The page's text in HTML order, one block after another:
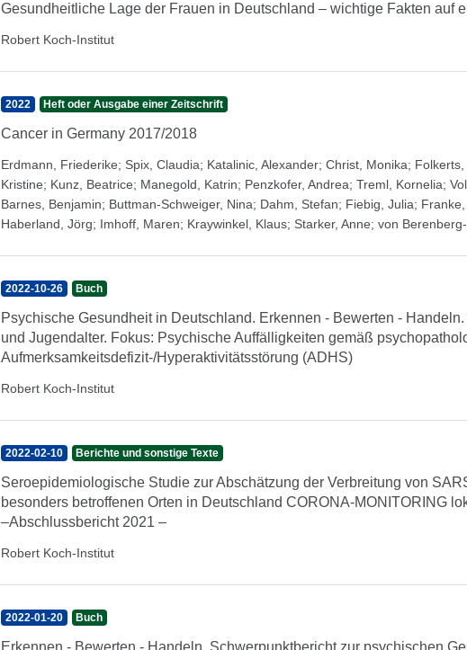
Gesundheitliche Lage der Frauen in Deutschland – wichtige Fakten auf
Robert Koch-Institut
2022 Heft oder Ausgabe einer Zeitschrift
Cancer in Germany 2017/2018
Erdmann, Friederike; Spix, Claudia; Katalinic, Alexander; Christ, Monika;
Kristine; Kunz, Beatrice; Manegold, Katrin; Penzkofer, Andrea; Treml, Kornelia;
Barnes, Benjamin; Buttman-Schweiger, Nina; Dahm, Stefan; Fiebig, Julia;
Haberland, Jörg; Imhoff, Maren; Kraywinkel, Klaus; Starker, Anne; von
2022-10-26 Buch
Psychische Gesundheit in Deutschland. Erkennen - Bewerten -
und Jugendalter. Fokus: Psychische Auffälligkeiten gemäß
Aufmerksamkeitsdefizit-/Hyperaktivitätsstörung (ADHS)
Robert Koch-Institut
2022-02-10 Berichte und sonstige Texte
Seroepidemiologische Studie zur Abschätzung der Verbreitung von
besonders betroffenen Orten in Deutschland CORONA-MONITORING
–Abschlussbericht 2021 –
Robert Koch-Institut
2022-01-20 Buch
Erkennen - Bewerten - Handeln. Schwerpunktbericht zur psychischen